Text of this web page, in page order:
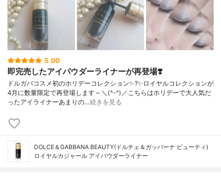
5.00
即完売したアイパウダーライナーが再登場❣️
ドルガバコスメ初のホリデーコレクション✨?✨ロイヤルコレクションが
4月に数量限定で再登場します～＼(^-^)／こちらはホリデーで大人気だ
ったアイライナーあまりの…続きを見る
DOLCE＆GABBANA BEAUTY(ドルチェ＆ガッバーナ ビューティ)
ロイヤルカジャール アイパウダーライナー